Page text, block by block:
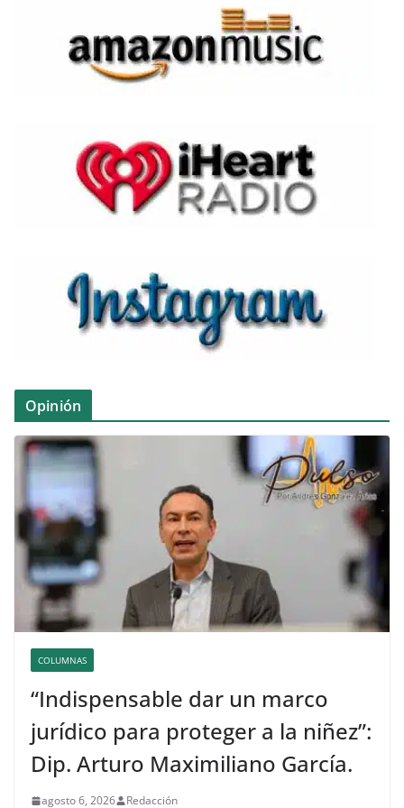
Opinión
COLUMNAS
“Indispensable dar un marco
jurídico para proteger a la niñez”:
Dip. Arturo Maximiliano García.
agosto 6, 2026 Redacción